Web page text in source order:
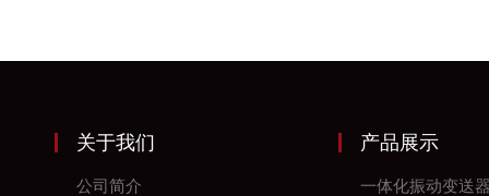
关于我们
公司简介
产品展示
一体化振动变送